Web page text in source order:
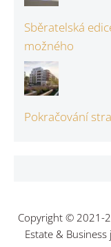
Sběratelská
možného
Pokračování
Copyright © 2021-
Estate &